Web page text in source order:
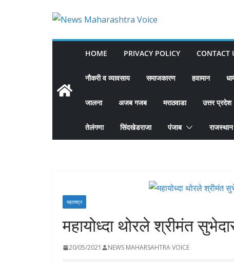
HOME PRIVACY POLICY CONTACT
नौकरी व व्यावसाय समाजकारण हवामान
जालना अजब गजब मराठवाडा उत्तर प्रदेश
तेलंगणा सिंदखेडराजा पंजाब राजस्थान
महाराष्ट्र
महायोध्दा थोरले श्रीमंत
20/05/2021 NEWS MAHARSAHTRA VOICE